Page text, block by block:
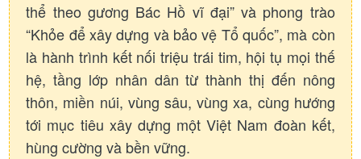
thể theo gương Bác Hồ vĩ đại” và phong trào
“Khỏe để xây dựng và bảo vệ Tổ quốc”, mà còn
là hành trình kết nối triệu trái tim, hội tụ mọi thế
hệ, tầng lớp nhân dân từ thành thị đến nông
thôn, miền núi, vùng sâu, vùng xa, cùng hướng
tới mục tiêu xây dựng một Việt Nam đoàn kết,
hùng cường và bền vững.